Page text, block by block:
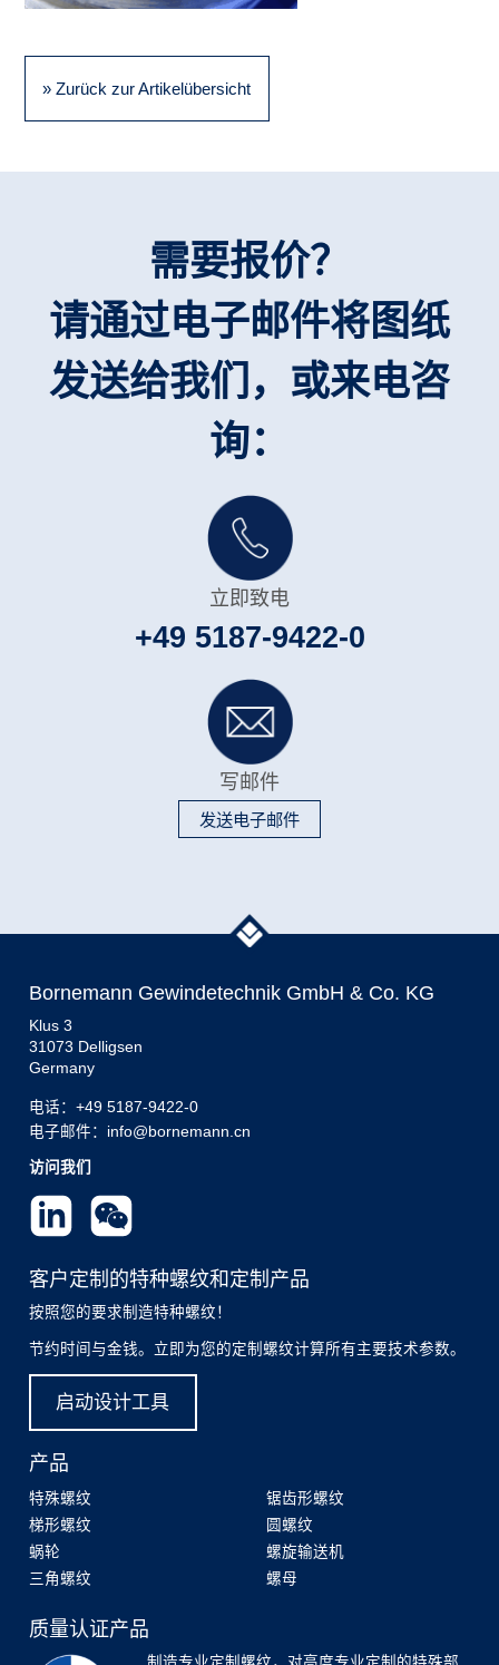
» Zurück zur Artikelübersicht
需要报价？
请通过电子邮件将图纸
发送给我们，或来电咨
询：
立即致电
+49 5187-9422-0
写邮件
发送电子邮件
Bornemann Gewindetechnik GmbH & Co. KG
Klus 3
31073 Delligsen
Germany
电话： +49 5187-9422-0
电子邮件：info@bornemann.cn
访问我们
客户定制的特种螺纹和定制产品
按照您的要求制造特种螺纹！
节约时间与金钱。立即为您的定制螺纹计算所有主要技术参数。
启动设计工具
产品
特殊螺纹
梯形螺纹
蜗轮
三角螺纹
锯齿形螺纹
圆螺纹
螺旋输送机
螺母
质量认证产品